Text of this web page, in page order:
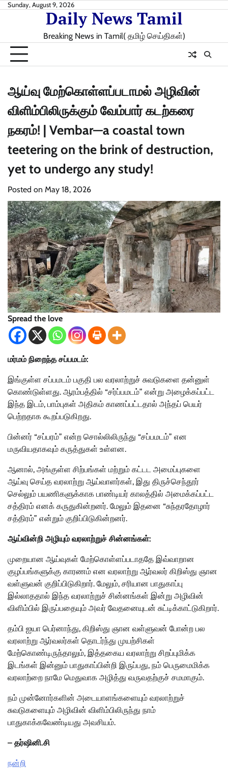
SkipSunday, August 9, 2026
Daily News Tamil
Breaking News in Tamil( தமிழ் செய்திகள்)
ஆய்வு மேற்கொள்ளப்படாமல் அழிவின்
விளிம்பிலிருக்கும் வேம்பார் கடற்கரை
நகரம்! | Vembar—a coastal town
teetering on the brink of destruction,
yet to undergo any study!
Posted on May 18, 2026
Spread the love
மர்மம் நிறைந்த சப்பமடம்:
இங்குள்ள சப்பமடம் பகுதி பல வரலாற்றுச் சுவடுகளை தன்னுள்
கொண்டுள்ளது. ஆரம்பத்தில் “சர்ப்பமடம்” என்று அழைக்கப்பட்ட
இந்த இடம், பாம்புகள் அதிகம் காணப்பட்டதால் அந்தப் பெயர்
பெற்றதாக கூறப்படுகிறது.
பின்னர் “சப்பரம்” என்ற சொல்லிலிருந்து “சப்பமடம்” என
மருவியதாகவும் கருத்துகள் உள்ளன.
ஆனால், அங்குள்ள சிற்பங்கள் மற்றும் கட்டட அமைப்புகளை
ஆய்வு செய்த வரலாற்று ஆய்வாளர்கள், இது திருச்செந்தூர்
செல்லும் பயணிகளுக்காக பாண்டியர் காலத்தில் அமைக்கப்பட்ட
சத்திரம் எனக் கருதுகின்றனர். மேலும் இதனை “சுந்தரதோழார்
சத்திரம்” என்றும் குறிப்பிடுகின்றனர்.
ஆய்வின்றி அழியும் வரலாற்றுச் சின்னங்கள்:
முறையான ஆய்வுகள் மேற்கொள்ளப்படாததே இவ்வாறான
குழப்பங்களுக்கு காரணம் என வரலாற்று ஆர்வலர் கிறிஸ்து ஞான
வள்ளுவன் குறிப்பிடுகிறார். மேலும், சரியான பாதுகாப்பு
இல்லாததால் இந்த வரலாற்றுச் சின்னங்கள் இன்று அழிவின்
விளிம்பில் இருப்பதையும் அவர் வேதனையுடன் சுட்டிக்காட்டுகிறார்.
தம்பி ஐயா பெர்னாந்து, கிறிஸ்து ஞான வள்ளுவன் போன்ற பல
வரலாற்று ஆர்வலர்கள் தொடர்ந்து முயற்சிகள்
மேற்கொண்டிருந்தாலும், இத்தகைய வரலாற்று சிறப்புமிக்க
இடங்கள் இன்னும் பாதுகாப்பின்றி இருப்பது, நம் பெருமைமிக்க
வரலாற்றை நாமே மெதுவாக அழித்து வருவதற்குச் சமமாகும்.
நம் முன்னோர்களின் அடையாளங்களையும் வரலாற்றுச்
சுவடுகளையும் அழிவின் விளிம்பிலிருந்து நாம்
பாதுகாக்கவேண்டியது அவசியம்.
– தர்ஷினி.சி
நன்றி